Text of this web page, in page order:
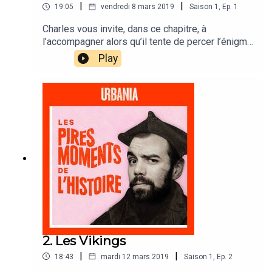
19:05 vendredi 8 mars 2019 Saison 1 , Ep. 1
Charles vous invite, dans ce chapitre, à
l’accompagner alors qu’il tente de percer l’énigme
Raspoutine, prophète fou soupçonné d’avoir
ensorcelé la famille du dernier empereur de
Russie. Histoire tragique d’un carnage annoncé.
Play
2. Les Vikings
18:43 | mardi 12 mars 2019 | Saison 1 Ep. 2